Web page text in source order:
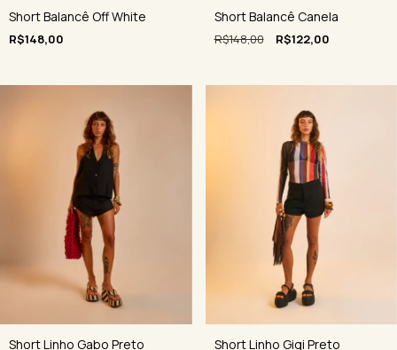
Short Balancê Off White
R$148,00
Short Balancê Canela
R$148,00 R$122,00
Short Linho Gabo Preto Short Linho Gigi Preto